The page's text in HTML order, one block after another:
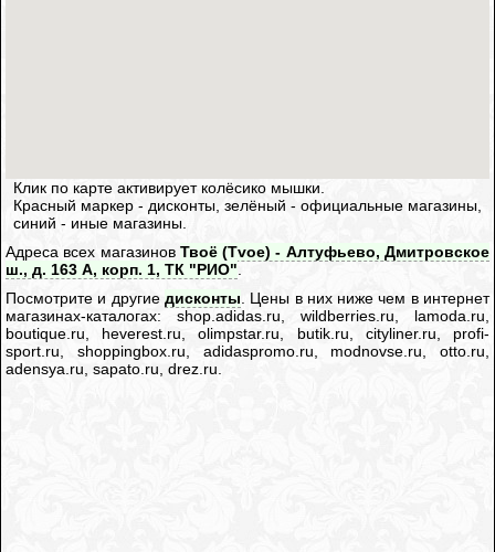
Клик по карте активирует колёсико мышки.
Красный маркер - дисконты, зелёный - официальные магазины,
синий - иные магазины.
Адреса всех магазинов Твоё (Tvoe) - Алтуфьево, Дмитровское
ш., д. 163 А, корп. 1, ТК "РИО".
Посмотрите и другие дисконты. Цены в них ниже чем в интернет
магазинах-каталогах: shop.adidas.ru, wildberries.ru, lamoda.ru,
boutique.ru, heverest.ru, olimpstar.ru, butik.ru, cityliner.ru, profi-
sport.ru, shoppingbox.ru, adidaspromo.ru, modnovse.ru, otto.ru,
adensya.ru, sapato.ru, drez.ru.